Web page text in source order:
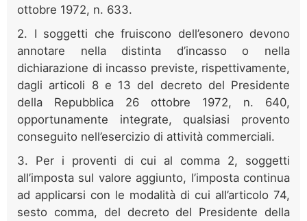
ottobre 1972, n. 633.
2. I soggetti che fruiscono dell’esonero devono
annotare nella distinta d’incasso o nella
dichiarazione di incasso previste, rispettivamente,
dagli articoli 8 e 13 del decreto del Presidente
della Repubblica 26 ottobre 1972, n. 640,
opportunamente integrate, qualsiasi provento
conseguito nell’esercizio di attività commerciali.
3. Per i proventi di cui al comma 2, soggetti
all’imposta sul valore aggiunto, l’imposta continua
ad applicarsi con le modalità di cui all’articolo 74,
sesto comma, del decreto del Presidente della